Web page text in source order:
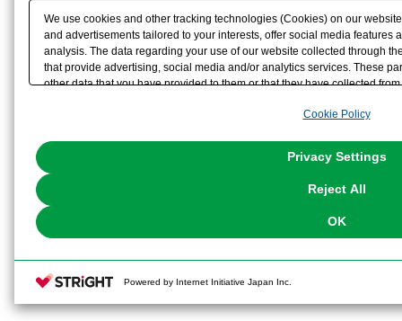
We use cookies and other tracking technologies (Cookies) on our
and advertisements tailored to your interests, offer social media features
analysis. The data regarding your use of our website collected through
that provide advertising, social media and/or analytics services. These
other data that you have provided to them or that they have collected
the use of all Cookies except for Strictly Necessary Cookies, please
You can change your consent or rejection settings at any time via
Cookie Policy
Privacy Settings
Reject All
OK
Powered by Internet Initiative Japan Inc.